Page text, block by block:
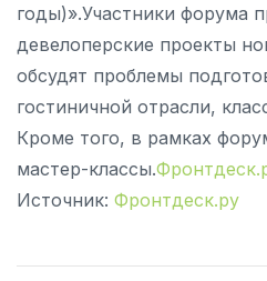
годы)».Участники форума
девелоперские проекты
обсудят проблемы
гостиничной отрасли,
Кроме того, в рамках
мастер-классы.
Источник: Фронтдеск.ру